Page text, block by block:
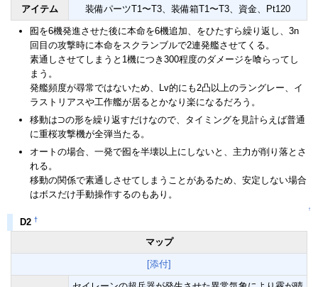
アイテム 装備パーツT1〜T3、装備箱T1〜T3、資金、Pt120
囮を6機発進させた後に本命を6機追加、をひたすら繰り返し、3n
回目の攻撃時に本命をスクランブルで2連発艦させてくる。
素通しさせてしまうと1機につき300程度のダメージを喰らってし
まう。
発艦頻度が尋常ではないため、Lv的にも2凸以上のラングレー、イ
ラストリアスや工作艦が居るとかなり楽になるだろう。
移動は⊃の形を繰り返すだけなので、タイミングを見計らえば普通
に重桜攻撃機が全弾当たる。
オートの場合、一発で囮を半壊以上にしないと、主力が削り落とさ
れる。
移動の関係で素通しさせてしまうことがあるため、安定しない場合
はボスだけ手動操作するのもあり。
↑
D2 †
マップ
[添付]